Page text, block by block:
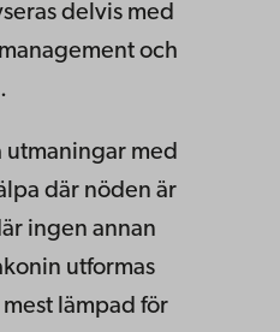
delvis med
och
utmaningar med
där nöden är
ingen annan
utformas
lämpad för